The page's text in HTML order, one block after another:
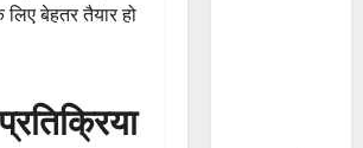
लिए बेहतर तैयार हो